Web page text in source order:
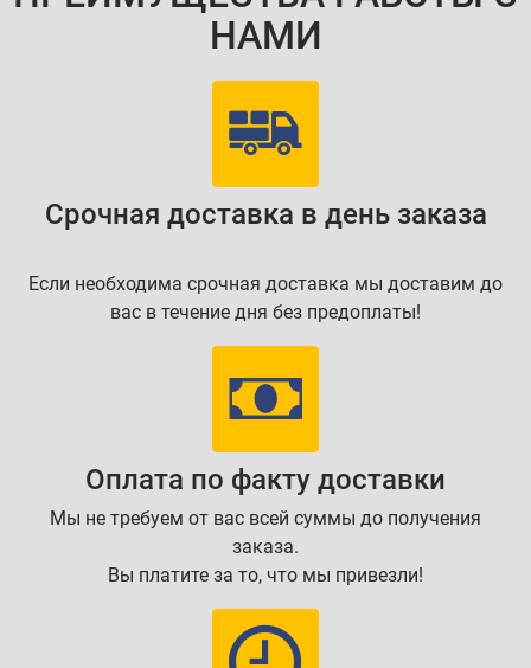
НАМИ
Срочная доставка в день заказа
Если необходима срочная доставка мы доставим до
вас в течение дня без предоплаты!
Оплата по факту доставки
Мы не требуем от вас всей суммы до получения
заказа.
Вы платите за то, что мы привезли!